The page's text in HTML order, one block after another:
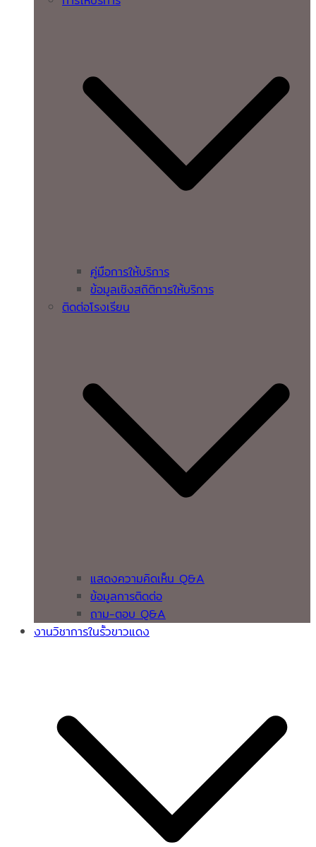
คู่มือการให้บริการ
ข้อมูลเชิงสถิติการให้บริการ
ติดต่อโรงเรียน
แสดงความคิดเห็น Q&A
ข้อมูลการติดต่อ
ถาม-ตอบ Q&A
งานวิชาการในรั้วขาวแดง